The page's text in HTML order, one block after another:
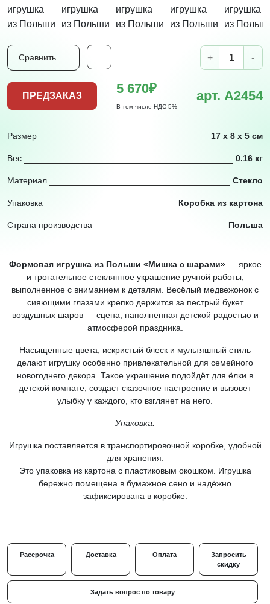
Сравнить + -
ПРЕДЗАКАЗ 5 670₽
В том числе НДС 5%
арт. A2454
Размер 17 х 8 х 5 см
Вес 0.16 кг
Материал Стекло
Упаковка Коробка из картона
Страна производства Польша
Формовая игрушка из Польши «Мишка с шарами»— яркое
и трогательное стеклянное украшение ручной работы,
выполненное с вниманием к деталям. Весёлый медвежонок с
сияющими глазами крепко держится за пестрый букет
воздушных шаров — сцена, наполненная детской радостью и
атмосферой праздника.
Насыщенные цвета, искристый блеск и мультяшный стиль
делают игрушку особенно привлекательной для семейного
новогоднего декора. Такое украшение подойдёт для ёлки в
детской комнате, создаст сказочное настроение и вызовет
улыбку у каждого, кто взглянет на него.
Упаковка:
Игрушка поставляется в транспортировочной коробке, удобной
для хранения.
Это упаковка из картона с пластиковым окошком. Игрушка
бережно помещена в бумажное сено и надёжно
зафиксирована в коробке.
Рассрочка Доставка Оплата
Запросить
скидку
Задать вопрос по товару